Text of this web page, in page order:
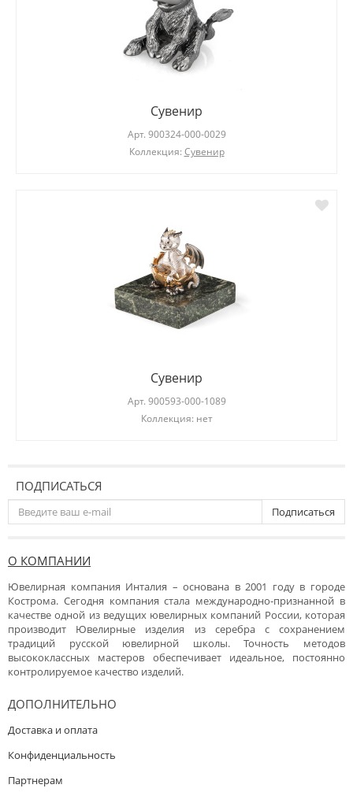
Сувенир
Арт. 900324-000-0029
Коллекция: Сувенир
Сувенир
Арт. 900593-000-1089
Коллекция: нет
ПОДПИСАТЬСЯ
Подписаться
О КОМПАНИИ
Ювелирная компания Инталия – основана в 2001 году в городе
Кострома. Сегодня компания стала международно-признанной в
качестве одной из ведущих ювелирных компаний России, которая
производит Ювелирные изделия из серебра с сохранением
традиций русской ювелирной школы. Точность методов
высококлассных мастеров обеспечивает идеальное, постоянно
контролируемое качество изделий.
ДОПОЛНИТЕЛЬНО
Доставка и оплата
Конфиденциальность
Партнерам